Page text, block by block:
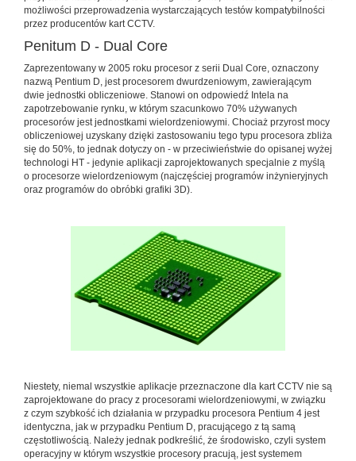
możliwości przeprowadzenia wystarczających testów kompatybilności
przez producentów kart CCTV.
Penitum D - Dual Core
Zaprezentowany w 2005 roku procesor z serii Dual Core, oznaczony
nazwą Pentium D, jest procesorem dwurdzeniowym, zawierającym
dwie jednostki obliczeniowe. Stanowi on odpowiedź Intela na
zapotrzebowanie rynku, w którym szacunkowo 70% używanych
procesorów jest jednostkami wielordzeniowymi. Chociaż przyrost mocy
obliczeniowej uzyskany dzięki zastosowaniu tego typu procesora zbliża
się do 50%, to jednak dotyczy on - w przeciwieństwie do opisanej wyżej
technologi HT - jedynie aplikacji zaprojektowanych specjalnie z myślą
o procesorze wielordzeniowym (najczęściej programów inżynieryjnych
oraz programów do obróbki grafiki 3D).
Niestety, niemal wszystkie aplikacje przeznaczone dla kart CCTV nie są
zaprojektowane do pracy z procesorami wielordzeniowymi, w związku
z czym szybkość ich działania w przypadku procesora Pentium 4 jest
identyczna, jak w przypadku Pentium D, pracującego z tą samą
częstotliwością. Należy jednak podkreślić, że środowisko, czyli system
operacyjny w którym wszystkie procesory pracują, jest systemem